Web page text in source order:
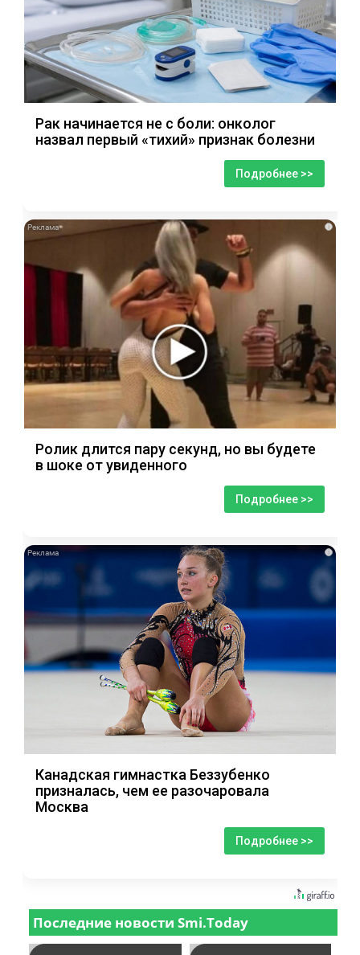
Рак начинается не с боли: онколог
назвал первый «тихий» признак болезни
Подробнее >>
i
Ролик длится пару секунд, но вы будете
в шоке от увиденного
Подробнее >>
i
Канадская гимнастка Беззубенко
призналась, чем ее разочаровала
Москва
Подробнее >>